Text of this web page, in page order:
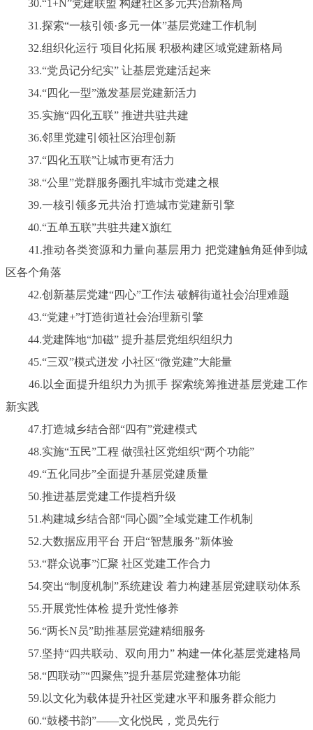
30.“1+N”党建联盟 构建社区多元共治新格局
31.探索“一核引领·多元一体”基层党建工作机制
32.组织化运行 项目化拓展 积极构建区域党建新格局
33.“党员记分纪实” 让基层党建活起来
34.“四化一型”激发基层党建新活力
35.实施“四化五联” 推进共驻共建
36.邻里党建引领社区治理创新
37.“四化五联”让城市更有活力
38.“公里”党群服务圈扎牢城市党建之根
39.一核引领多元共治 打造城市党建新引擎
40.“五单五联”共驻共建X旗红
41.推动各类资源和力量向基层用力 把党建触角延伸到城
区各个角落
42.创新基层党建“四心”工作法 破解街道社会治理难题
43.“党建+”打造街道社会治理新引擎
44.党建阵地“加磁” 提升基层党组织组织力
45.“三双”模式迸发 小社区“微党建”大能量
46.以全面提升组织力为抓手 探索统筹推进基层党建工作
新实践
47.打造城乡结合部“四有”党建模式
48.实施“五民”工程 做强社区党组织“两个功能”
49.“五化同步”全面提升基层党建质量
50.推进基层党建工作提档升级
51.构建城乡结合部“同心圆”全域党建工作机制
52.大数据应用平台 开启“智慧服务”新体验
53.“群众说事”汇聚 社区党建工作合力
54.突出“制度机制”系统建设 着力构建基层党建联动体系
55.开展党性体检 提升党性修养
56.“两长N员”助推基层党建精细服务
57.坚持“四共联动、双向用力” 构建一体化基层党建格局
58.“四联动”“四聚焦”提升基层党建整体功能
59.以文化为载体提升社区党建水平和服务群众能力
60.“鼓楼书韵”——文化悦民，党员先行